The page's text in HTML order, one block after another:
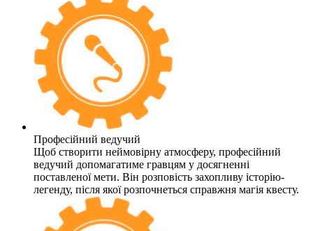
Професійний ведучий
Щоб створити неймовірну атмосферу, професійний
ведучий допомагатиме гравцям у досягненні
поставленої мети. Він розповість захопливу історію-
легенду, після якої розпочнеться справжня магія квесту.